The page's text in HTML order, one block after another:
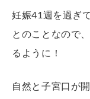
妊娠41週を過ぎ
とのことなので
るように！
自然と子宮口が